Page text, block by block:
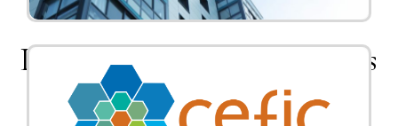
Leopold/EU Area - Brussels